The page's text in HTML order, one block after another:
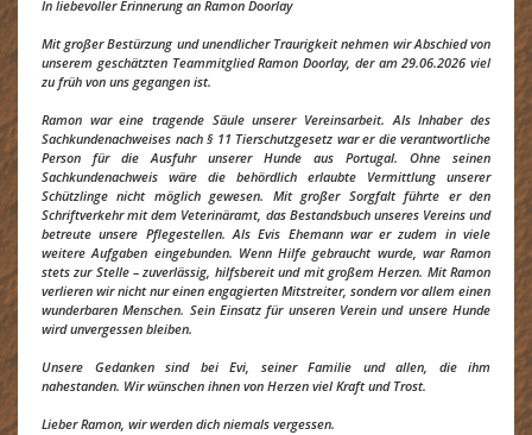
In liebevoller Erinnerung an Ramon Doorlay
Mit großer Bestürzung und unendlicher Traurigkeit nehmen wir Abschied von
unserem geschätzten Teammitglied Ramon Doorlay, der am 29.06.2026 viel
zu früh von uns gegangen ist.
Ramon war eine tragende Säule unserer Vereinsarbeit. Als Inhaber des
Sachkundenachweises nach § 11 Tierschutzgesetz war er die verantwortliche
Person für die Ausfuhr unserer Hunde aus Portugal. Ohne seinen
Sachkundenachweis wäre die behördlich erlaubte Vermittlung unserer
Schützlinge nicht möglich gewesen. Mit großer Sorgfalt führte er den
Schriftverkehr mit dem Veterinäramt, das Bestandsbuch unseres Vereins und
betreute unsere Pflegestellen. Als Evis Ehemann war er zudem in viele
weitere Aufgaben eingebunden. Wenn Hilfe gebraucht wurde, war Ramon
stets zur Stelle – zuverlässig, hilfsbereit und mit großem Herzen. Mit Ramon
verlieren wir nicht nur einen engagierten Mitstreiter, sondern vor allem einen
wunderbaren Menschen. Sein Einsatz für unseren Verein und unsere Hunde
wird unvergessen bleiben.
Unsere Gedanken sind bei Evi, seiner Familie und allen, die ihm
nahestanden. Wir wünschen ihnen von Herzen viel Kraft und Trost.
Lieber Ramon, wir werden dich niemals vergessen.